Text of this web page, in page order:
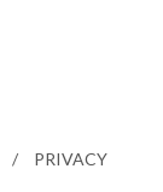
PRIVACY